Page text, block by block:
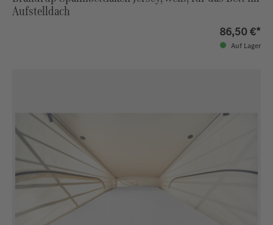
Aufstelldach
86,50 €*
Auf Lager